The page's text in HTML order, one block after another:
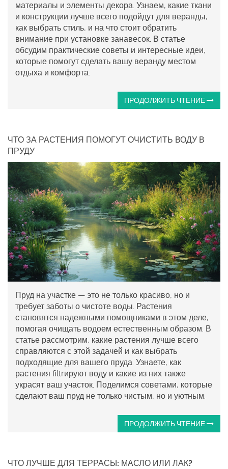
материалы и элементы декора. Узнаем, какие ткани
и конструкции лучше всего подойдут для веранды,
как выбрать стиль, и на что стоит обратить
внимание при установке занавесок. В статье
обсудим практические советы и интересные идеи,
которые помогут сделать вашу веранду местом
отдыха и комфорта.
ПРОДОЛЖИТЬ ЧТЕНИЕ
ЧТО ЗА РАСТЕНИЯ ПОМОГУТ ОЧИСТИТЬ ВОДУ В
ПРУДУ
Пруд на участке — это не только красиво, но и
требует заботы о чистоте воды. Растения
становятся надежными помощниками в этом деле,
помогая очищать водоем естественным образом. В
статье рассмотрим, какие растения лучше всего
справляются с этой задачей и как выбрать
подходящие для вашего пруда. Узнаете, как
растения filtrируют воду и какие из них также
украсят ваш участок. Поделимся советами, которые
сделают ваш пруд не только чистым, но и уютным.
ПРОДОЛЖИТЬ ЧТЕНИЕ
ЧТО ЛУЧШЕ ДЛЯ ТЕРРАСЫ: МАСЛО ИЛИ ЛАК?